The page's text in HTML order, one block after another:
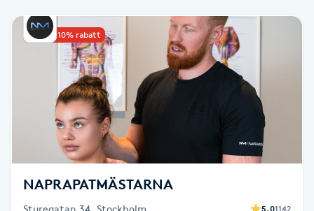
Gellack
Gellack med förstärkning
Gravidmassage
Gravidyoga
Gruppträning
Upp till 10% rabatt
NAPRAPATMÄSTARNA
Sturegatan 34, Stockholm 5.01142